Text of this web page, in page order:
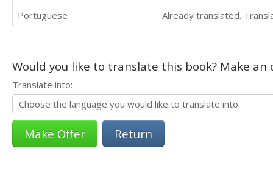
Portuguese
Already translated.
Would you like to translate this book? Make
Translate into:
Return